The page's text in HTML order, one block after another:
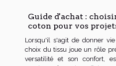
Guide d'achat :
coton pour vos
Lorsqu'il s'agit de donner
choix du tissu joue un rôle
versatilité et son confort,